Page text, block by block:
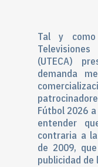
Tal y como
(UTECA)
demanda
Fútbol 2026
entender
contraria a
de 2009,
publicidad de